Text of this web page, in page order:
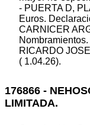
- PUERTA D,
Euros.
CARNICER
RICARDO
( 1.04.26).
176866 -
LIMITADA.